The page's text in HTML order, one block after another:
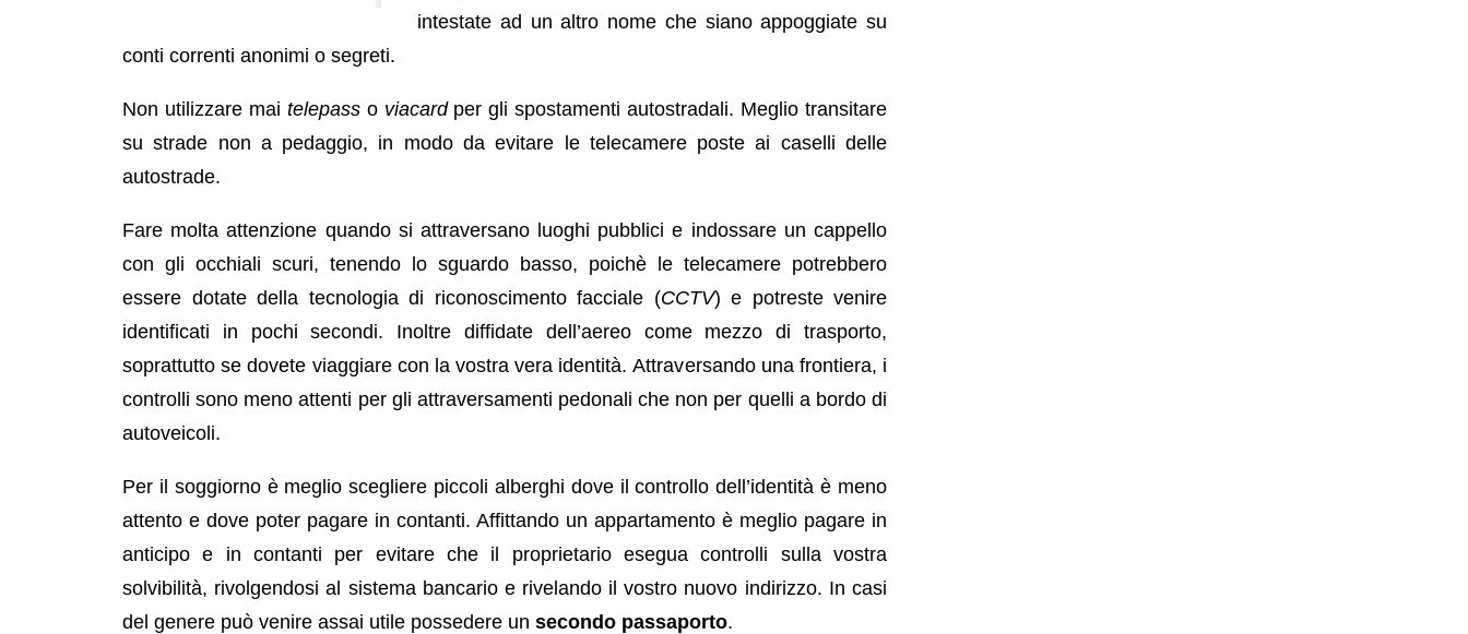
intestate ad un altro nome che siano appoggiate su
conti correnti anonimi o segreti.
Non utilizzare mai telepasso viacardper gli spostamenti autostradali. Meglio transitare
su strade non a pedaggio, in modo da evitare le telecamere poste ai caselli delle
autostrade.
Fare molta attenzione quando si attraversano luoghi pubblici e indossare un cappello
con gli occhiali scuri, tenendo lo sguardo basso, poichè le telecamere potrebbero
essere dotate della tecnologia di riconoscimento facciale (CCTV) e potreste venire
identificati in pochi secondi. Inoltre diffidate dell’aereo come mezzo di trasporto,
soprattutto se dovete viaggiare con la vostra vera identità. Attraversando una frontiera, i
controlli sono meno attenti per gli attraversamenti pedonali che non per quelli a bordo di
autoveicoli.
Per il soggiorno è meglio scegliere piccoli alberghi dove il controllo dell’identità è meno
attento e dove poter pagare in contanti. Affittando un appartamento è meglio pagare in
anticipo e in contanti per evitare che il proprietario esegua controlli sulla vostra
solvibilità, rivolgendosi al sistema bancario e rivelando il vostro nuovo indirizzo. In casi
del genere può venire assai utile possedere un secondo passaporto.